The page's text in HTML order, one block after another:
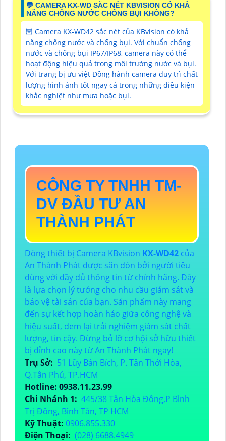
️💬 CAMERA KX-WD SẮC NÉT KBVISION CÓ KHẢ
NĂNG CHỐNG NƯỚC CHỐNG BỤI KHÔNG?
🦉 Camera KX-WD42 sắc nét của KBvision có khả
năng chống nước và chống bụi. Với chuẩn chống
nước và chống bụi IP67/IP68, camera này có thể
hoạt động hiệu quả trong môi trường nước và bụi.
Với trang bị ưu việt Đồng hành camera duy trì chất
lượng hình ảnh tốt ngay cả trong những điều kiện
khắc nghiệt như mưa hoặc bụi.
CÔNG TY TNHH TM-
DV ĐẦU TƯ AN
THÀNH PHÁT
Dòng thiết bị Camera KBvision KX-WD42 của
An Thành Phát được săn đón bởi người tiêu
dùng với đầy đủ thông tin từ chính hãng. Đây
là lựa chọn lý tưởng cho nhu cầu giám sát và
bảo vệ tài sản của bạn. Sản phẩm này mang
đến sự kết hợp hoàn hảo giữa công nghệ và
hiệu suất, đem lại trải nghiệm giám sát chất
lượng, tin cậy. Đừng bỏ lỡ cơ hội sở hữu thiết
bị đỉnh cao này từ An Thành Phát ngay!
Trụ Sở: 51 Lũy Bán Bích, P. Tân Thới Hòa,
Q.Tân Phú, TP.HCM
Hotline: 0938.11.23.99
Chi Nhánh 1: 445/38 Tân Hòa Đông,P Bình
Trị Đông, Bình Tân, TP HCM
Kỹ Thuật: 0906.855.330
Điện Thoại: (028) 6688.4949